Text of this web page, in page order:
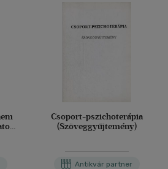
Csoport-pszichoterápia
(Szöveggyűjtemény)
Antikvár partner